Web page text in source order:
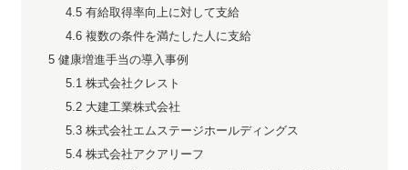
4.5 有給取得率向上に対して支給
4.6 複数の条件を満たした人に支給
5健康増進手当の導入事例
5.1 株式会社クレスト
5.2 大建工業株式会社
5.3 株式会社エムステージホールディングス
5.4 株式会社アクアリーフ